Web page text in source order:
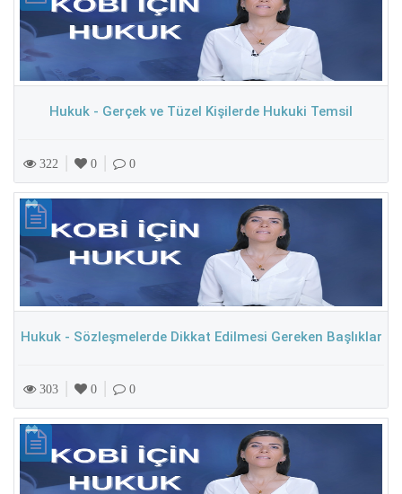
Hukuk - Gerçek ve Tüzel Kişilerde Hukuki Temsil
322 0 0
Hukuk - Sözleşmelerde Dikkat Edilmesi Gereken Başlıklar
303 0 0